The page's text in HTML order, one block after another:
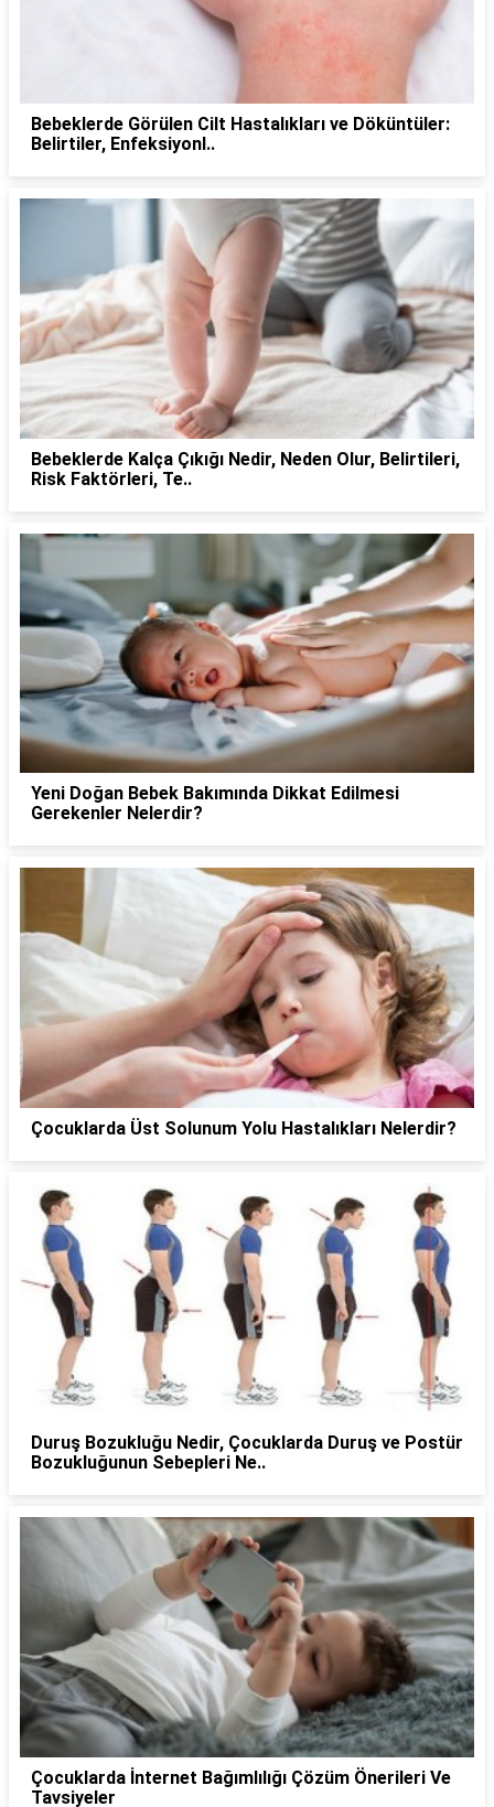
Bebeklerde Görülen Cilt Hastalıkları ve Döküntüler:
Belirtiler, Enfeksiyonl..
Bebeklerde Kalça Çıkığı Nedir, Neden Olur, Belirtileri,
Risk Faktörleri, Te..
Yeni Doğan Bebek Bakımında Dikkat Edilmesi
Gerekenler Nelerdir?
Çocuklarda Üst Solunum Yolu Hastalıkları Nelerdir?
Duruş Bozukluğu Nedir, Çocuklarda Duruş ve Postür
Bozukluğunun Sebepleri Ne..
Çocuklarda İnternet Bağımlılığı Çözüm Önerileri Ve
Tavsiyeler